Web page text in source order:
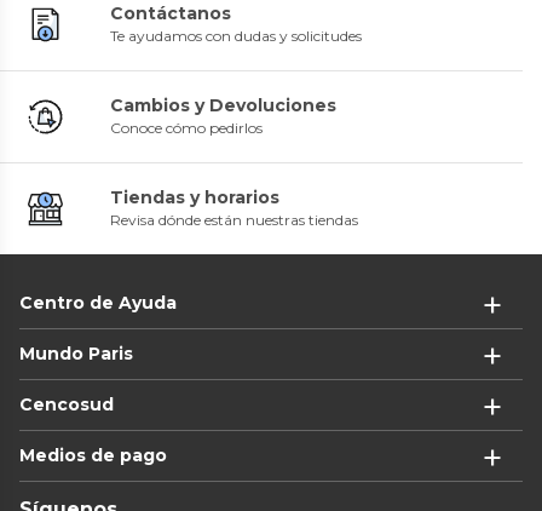
Contáctanos
Te ayudamos con dudas y solicitudes
Cambios y Devoluciones
Conoce cómo pedirlos
Tiendas y horarios
Revisa dónde están nuestras tiendas
Centro de Ayuda
Mundo Paris
Cencosud
Medios de pago